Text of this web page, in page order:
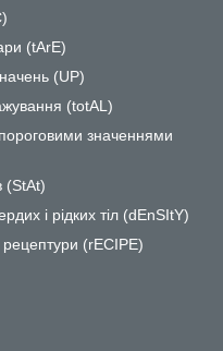
(tArE)
(UP)
(totAL)
значеннями
(StAt)
і рідких тіл (dEnSItY)
рецептури (rECIPE)